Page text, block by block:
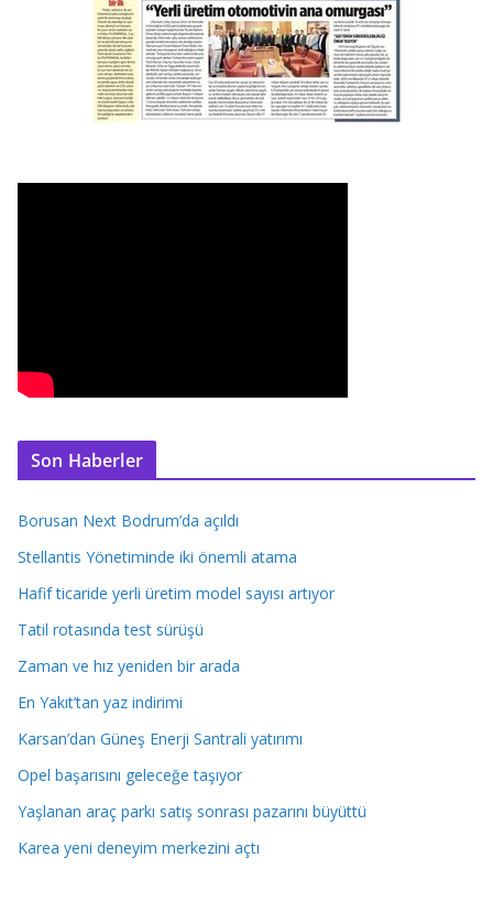
Son Haberler
Borusan Next Bodrum’da açıldı
Stellantis Yönetiminde iki önemli atama
Hafif ticaride yerli üretim model sayısı artıyor
Tatil rotasında test sürüşü
Zaman ve hız yeniden bir arada
En Yakıt’tan yaz indirimi
Karsan’dan Güneş Enerji Santrali yatırımı
Opel başarısını geleceğe taşıyor
Yaşlanan araç parkı satış sonrası pazarını büyüttü
Karea yeni deneyim merkezini açtı